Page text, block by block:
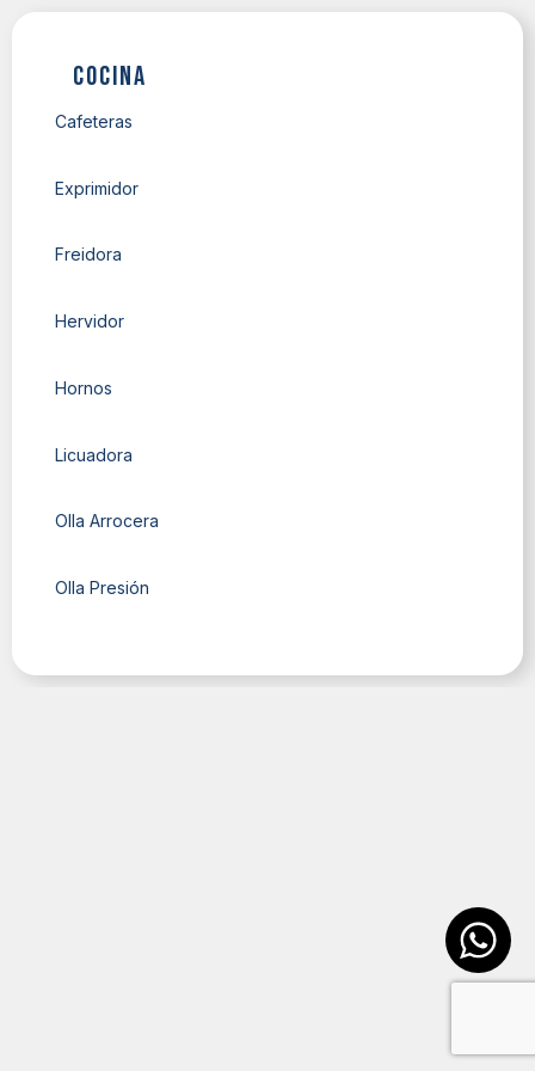
Cocina
Cafeteras
Exprimidor
Freidora
Hervidor
Hornos
Licuadora
Olla Arrocera
Olla Presión